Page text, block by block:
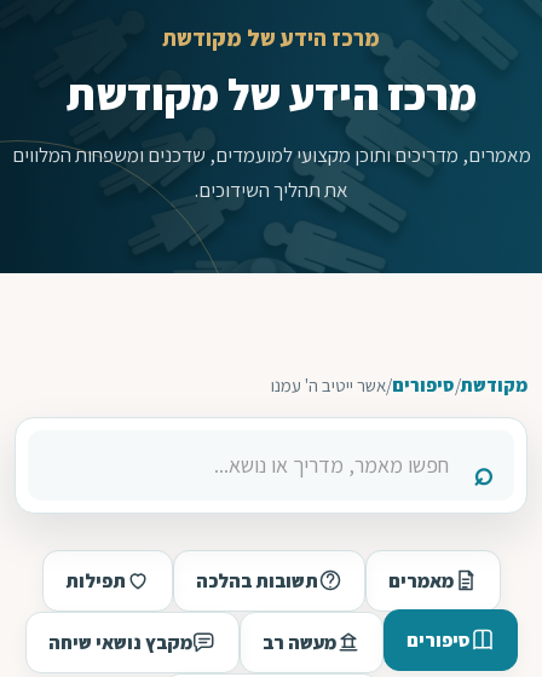
מרכז הידע של מקודשת
מרכז הידע של מקודשת
מאמרים, מדריכים ותוכן מקצועי למועמדים, שדכנים ומשפחות המלווים
את תהליך השידוכים.
מקודשת/סיפורים/אשר ייטיב ה' עמנו
מאמרים תשובות בהלכה תפילות
סיפורים מעשה רב מקבץ נושאי שיחה